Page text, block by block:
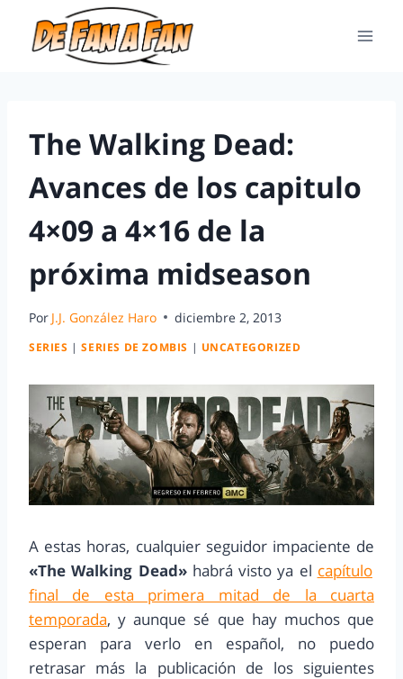
The Walking Dead:
Avances de los capitulo
4×09 a 4×16 de la
próxima midseason
Por J.J. González Haro diciembre 2, 2013
SERIES |SERIES DE ZOMBIS | UNCATEGORIZED
A estas horas, cualquier seguidor impaciente de
«The Walking Dead»habrá visto ya el capítulo
final de esta primera mitad de la cuarta
temporada, y aunque sé que hay muchos que
esperan para verlo en español, no puedo
retrasar más la publicación de los siguientes